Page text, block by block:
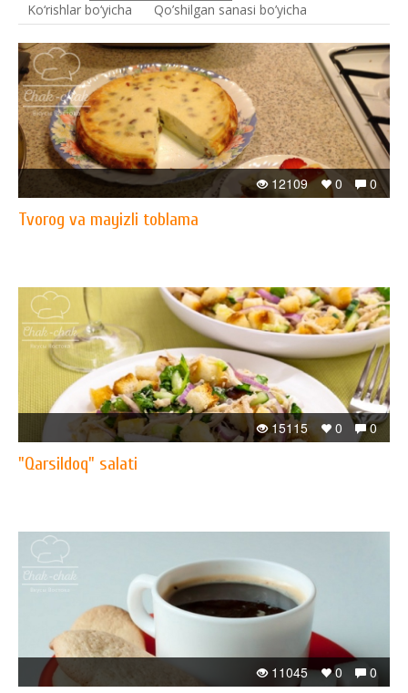
Ko‘rishlar bo‘yicha
Qo’shilgan sanasi bo’yicha
0
0
12109
Tvorog va mayizli toblama
0
0
15115
"Qarsildoq" salati
0
0
11045